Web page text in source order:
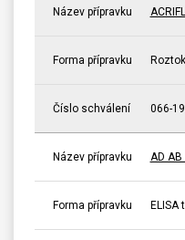
Název přípravku
Forma přípravku Roztok
Číslo schválení 066-
Název přípravku AD AB
Forma přípravku ELISA